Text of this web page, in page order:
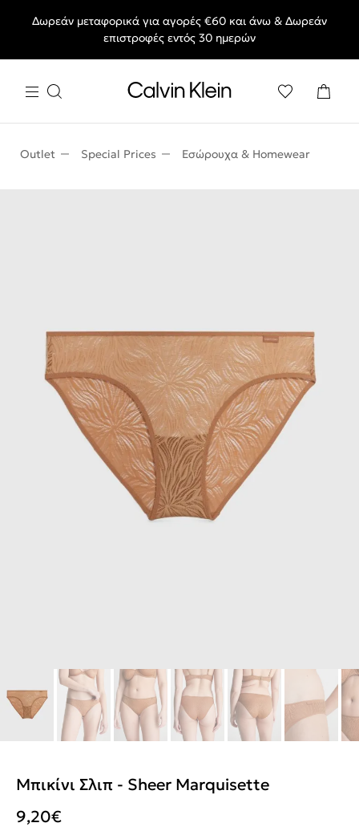
End of Season Deals: Αγαπημένα styles, στις τιμές που θες.
Δωρεάν μεταφορικά για αγορές €60 και άνω & Δωρεάν
επιστροφές εντός 30 ημερών
Outlet Special Prices Εσώρουχα & Homewear
Μπικίνι Σλιπ - Sheer Marquisette
9,20€